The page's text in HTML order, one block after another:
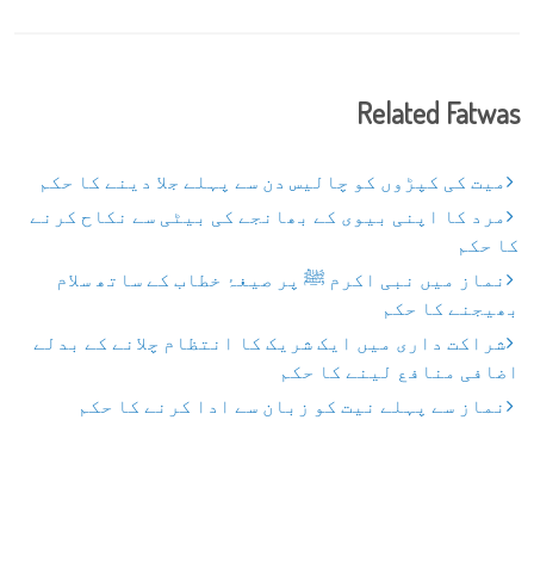
Related Fatwas
میت کی کپڑوں کو چالیس دن سے پہلے جلا دینے کا حکم
مرد کا اپنی بیوی کے بھانجے کی بیٹی سے نکاح کرنے
کا حکم
نماز میں نبی اکرم ﷺ پر صیغۂ خطاب کے ساتھ سلام
بھیجنے کا حکم
شراکت داری میں ایک شریک کا انتظام چلانے کے بدلے
اضافی منافع لینے کا حکم
نماز سے پہلے نیت کو زبان سے ادا کرنے کا حکم